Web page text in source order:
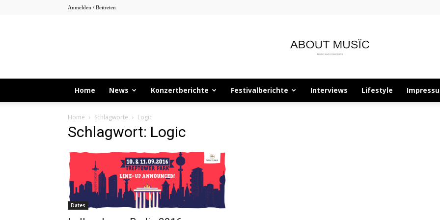
Anmelden / Beitreten
About
Home News Konzertberichte Festivalberichte Interviews Lifestyle
Home Schlagworte Logic
Schlagwort: Logic
Dates